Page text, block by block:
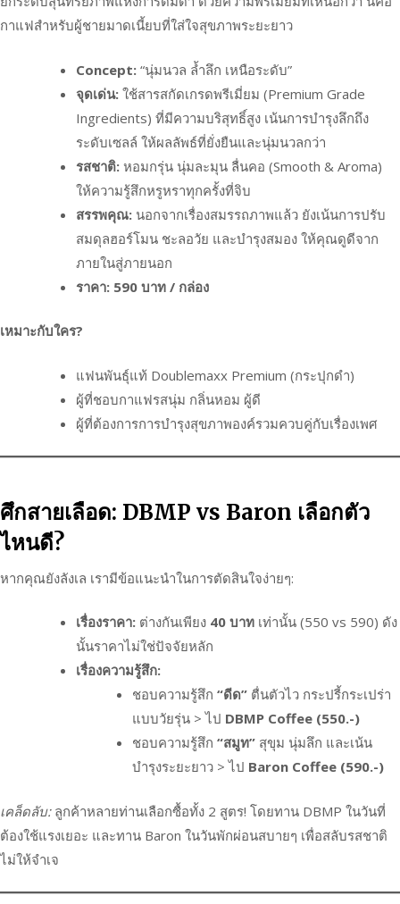
กาแฟสำหรับผู้ชายมาดเนี้ยบที่ใส่ใจสุขภาพระยะยาว
Concept: “นุ่มนวล ล้ำลึก เหนือระดับ”
จุดเด่น: ใช้สารสกัดเกรดพรีเมี่ยม (Premium Grade
Ingredients) ที่มีความบริสุทธิ์สูง เน้นการบำรุงลึกถึง
ระดับเซลล์ ให้ผลลัพธ์ที่ยั่งยืนและนุ่มนวลกว่า
รสชาติ: หอมกรุ่น นุ่มละมุน ลื่นคอ (Smooth & Aroma)
ให้ความรู้สึกหรูหราทุกครั้งที่จิบ
สรรพคุณ: นอกจากเรื่องสมรรถภาพแล้ว ยังเน้นการปรับ
สมดุลฮอร์โมน ชะลอวัย และบำรุงสมอง ให้คุณดูดีจาก
ภายในสู่ภายนอก
ราคา: 590 บาท / กล่อง
เหมาะกับใคร?
แฟนพันธุ์แท้ Doublemaxx Premium (กระปุกดำ)
ผู้ที่ชอบกาแฟรสนุ่ม กลิ่นหอม ผู้ดี
ผู้ที่ต้องการการบำรุงสุขภาพองค์รวมควบคู่กับเรื่องเพศ
ศึกสายเลือด: DBMP vs Baron เลือกตัว
ไหนดี?
หากคุณยังลังเล เรามีข้อแนะนำในการตัดสินใจง่ายๆ:
เรื่องราคา: ต่างกันเพียง 40 บาท เท่านั้น (550 vs 590) ดัง
นั้นราคาไม่ใช่ปัจจัยหลัก
เรื่องความรู้สึก:
ชอบความรู้สึก “ดีด”ตื่นตัวไว กระปรี้กระเปร่า
แบบวัยรุ่น > ไป DBMP Coffee (550.-)
ชอบความรู้สึก “สมูท”สุขุม นุ่มลึก และเน้น
บำรุงระยะยาว > ไป Baron Coffee (590.-)
เคล็ดลับ:ลูกค้าหลายท่านเลือกซื้อทั้ง 2 สูตร! โดยทาน DBMP ในวันที่
ต้องใช้แรงเยอะ และทาน Baron ในวันพักผ่อนสบายๆ เพื่อสลับรสชาติ
ไม่ให้จำเจ